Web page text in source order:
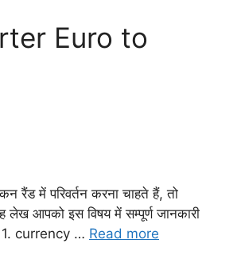
Euro to
रैंड में परिवर्तन करना चाहते हैं, तो
आपको इस विषय में सम्पूर्ण जानकारी
1. currency … Read more